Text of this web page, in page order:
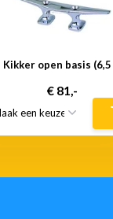
Kikker open basis
€ 81,-